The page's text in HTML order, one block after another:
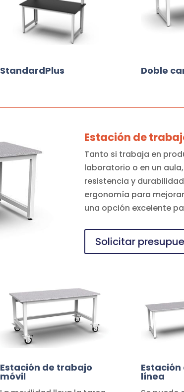
StandardPlus Doble
Estación de
Tanto si trabaja en
laboratorio o en un
resistencia y
ergonomía para
una opción excelente
Solicitar
Estación de trabajo
móvil línea